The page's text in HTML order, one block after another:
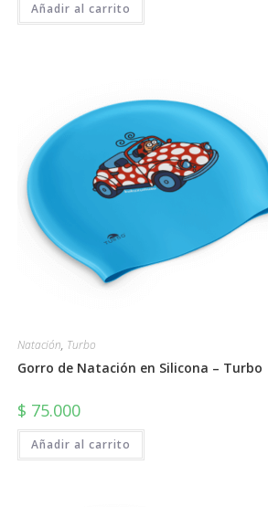
Añadir al carrito
Natación, Turbo
Gorro de Natación en Silicona – Turbo
$ 75.000
Añadir al carrito